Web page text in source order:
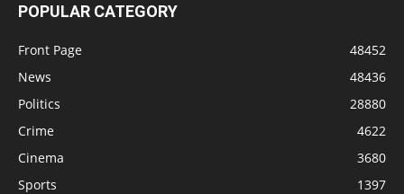
POPULAR CATEGORY
Front Page
48452
News
48436
Politics
28880
Crime
4622
Cinema
3680
Sports
1397